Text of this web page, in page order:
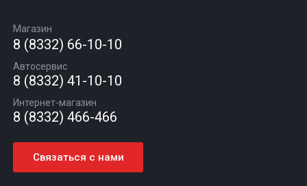
Автомасла
Шиномонтаж
Гарантии и возврат
Вакансии
Новости
Статьи
Контакты
Магазин
8 (8332) 66-10-10
Автосервис
8 (8332) 41-10-10
Интернет-магазин
8 (8332) 466-466
Связаться с нами